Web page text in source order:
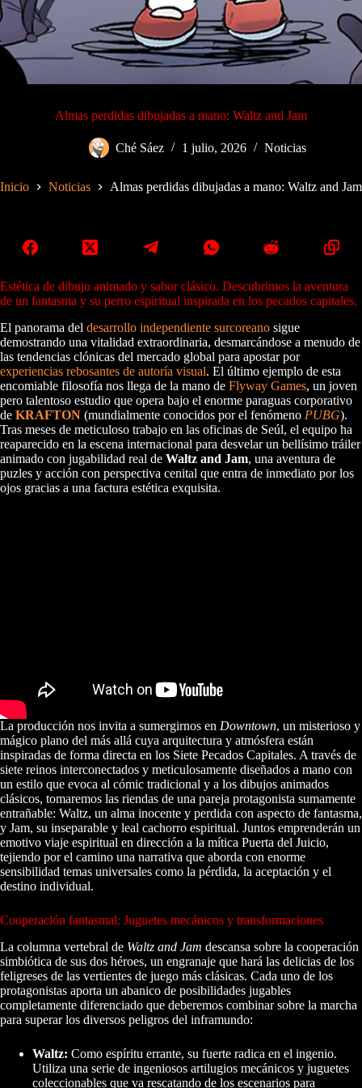
Almas perdidas dibujadas a mano: Waltz and Jam
Ché Sáez 1 julio, 2026 Noticias
Inicio Noticias Almas perdidas dibujadas a mano: Waltz and Jam
Estética de dibujo animado y sabor clásico. Descubrimos la aventura
de un fantasma y su perro espiritual inspirada en los pecados capitales.
El panorama del desarrollo independiente surcoreano sigue
demostrando una vitalidad extraordinaria, desmarcándose a menudo de
las tendencias clónicas del mercado global para apostar por
experiencias rebosantes de autoría visual. El último ejemplo de esta
encomiable filosofía nos llega de la mano de Flyway Games, un joven
pero talentoso estudio que opera bajo el enorme paraguas corporativo
de KRAFTON (mundialmente conocidos por el fenómeno PUBG).
Tras meses de meticuloso trabajo en las oficinas de Seúl, el equipo ha
reaparecido en la escena internacional para desvelar un bellísimo tráiler
animado con jugabilidad real de Waltz and Jam, una aventura de
puzles y acción con perspectiva cenital que entra de inmediato por los
ojos gracias a una factura estética exquisita.
La producción nos invita a sumergirnos en Downtown, un misterioso y
mágico plano del más allá cuya arquitectura y atmósfera están
inspiradas de forma directa en los Siete Pecados Capitales. A través de
siete reinos interconectados y meticulosamente diseñados a mano con
un estilo que evoca al cómic tradicional y a los dibujos animados
clásicos, tomaremos las riendas de una pareja protagonista sumamente
entrañable: Waltz, un alma inocente y perdida con aspecto de fantasma,
y Jam, su inseparable y leal cachorro espiritual. Juntos emprenderán un
emotivo viaje espiritual en dirección a la mítica Puerta del Juicio,
tejiendo por el camino una narrativa que aborda con enorme
sensibilidad temas universales como la pérdida, la aceptación y el
destino individual.
Cooperación fantasmal: Juguetes mecánicos y transformaciones
La columna vertebral de Waltz and Jam descansa sobre la cooperación
simbiótica de sus dos héroes, un engranaje que hará las delicias de los
feligreses de las vertientes de juego más clásicas. Cada uno de los
protagonistas aporta un abanico de posibilidades jugables
completamente diferenciado que deberemos combinar sobre la marcha
para superar los diversos peligros del inframundo:
Waltz: Como espíritu errante, su fuerte radica en el ingenio.
Utiliza una serie de ingeniosos artilugios mecánicos y juguetes
coleccionables que va rescatando de los escenarios para